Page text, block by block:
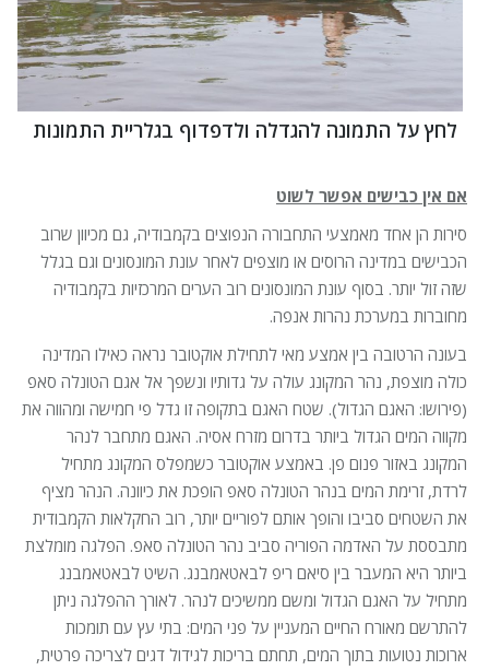
לחץ על התמונה להגדלה ולדפדוף בגלריית התמונות
אם אין כבישים אפשר לשוט
סירות הן אחד מאמצעי התחבורה הנפוצים בקמבודיה, גם מכיוון שרוב
הכבישים במדינה הרוסים או מוצפים לאחר עונת המונסונים וגם בגלל
שזה זול יותר. בסוף עונת המונסונים רוב הערים המרכזיות בקמבודיה
מחוברות במערכת נהרות אנפה.
בעונה הרטובה בין אמצע מאי לתחילת אוקטובר נראה כאילו המדינה
כולה מוצפת, נהר המקונג עולה על גדותיו ונשפך אל אגם הטונלה סאפ
(פירושו: האגם הגדול). שטח האגם בתקופה זו גדל פי חמישה ומהווה את
מקווה המים הגדול ביותר בדרום מזרח אסיה. האגם מתחבר לנהר
המקונג באזור פנום פן. באמצע אוקטובר כשמפלס המקונג מתחיל
לרדת, זרימת המים בנהר הטונלה סאפ הופכת את כיוונה. הנהר מציף
את השטחים סביבו והופך אותם לפוריים יותר, רוב החקלאות הקמבודית
מתבססת על האדמה הפוריה סביב נהר הטונלה סאפ. הפלגה מומלצת
ביותר היא המעבר בין סיאם ריפ לבאטאמבנג. השיט לבאטאמבנג
מתחיל על האגם הגדול ומשם ממשיכים לנהר. לאורך ההפלגה ניתן
להתרשם מאורח החיים המעניין על פני המים: בתי עץ עם תומכות
ארוכות נטועות בתוך המים, תחתם בריכות לגידול דגים לצריכה פרטית,